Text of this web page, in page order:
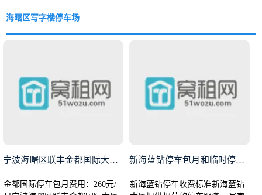
海曙区写字楼停车场
宁波海曙区联丰金都国际大厦停车
金都国际停车包月费用：260元/
新海蓝钻停车包月和临时停车收费
新海蓝钻停车收费标准新海蓝钻